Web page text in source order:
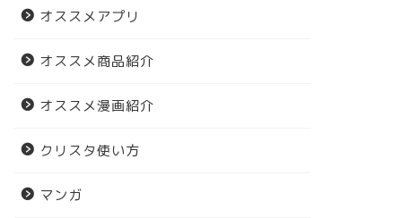
オススメアプリ
オススメ商品紹介
オススメ漫画紹介
クリスタ使い方
マンガ